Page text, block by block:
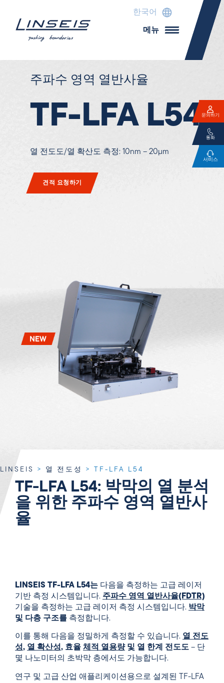
한국어
메뉴
주파수 영역 열반사율
TF-LFA L54
열 전도도/열 확산도 측정: 10nm – 20µm
견적 요청하기
LINSEIS > 열 전도성 > TF-LFA L54
TF-LFA L54: 박막의 열 분석
을 위한 주파수 영역 열반사
율
LINSEIS TF-LFA L54는 다음을 측정하는 고급 레이저
기반 측정 시스템입니다. 주파수 영역 열반사율(FDTR)
기술을 측정하는 고급 레이저 측정 시스템입니다. 박막
및 다층 구조를 측정합니다.
이를 통해 다음을 정밀하게 측정할 수 있습니다. 열 전도
성, 열 확산성, 효율 체적 열용량및 열 한계 전도도 – 단
몇 나노미터의 초박막 층에서도 가능합니다.
연구 및 고급 산업 애플리케이션용으로 설계된 TF-LFA
문의하기
통화
서비스